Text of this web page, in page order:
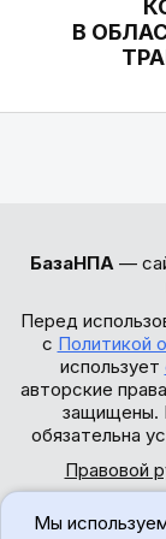
В
БазаНПА —
Перед
с Политикой
использует
авторские
защищены.
обязательна
Правовой
Мы